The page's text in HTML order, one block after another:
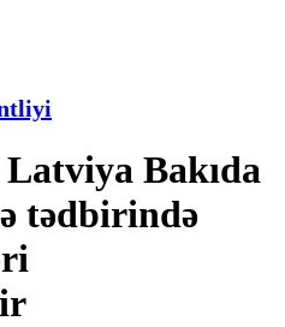
Bakıda
tədbirində